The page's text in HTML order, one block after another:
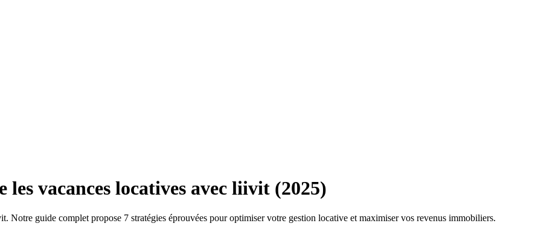
vacances locatives avec liivit (2025)
guide complet propose 7 stratégies éprouvées pour optimiser votre gestion locative et maximiser vos revenus immobiliers.